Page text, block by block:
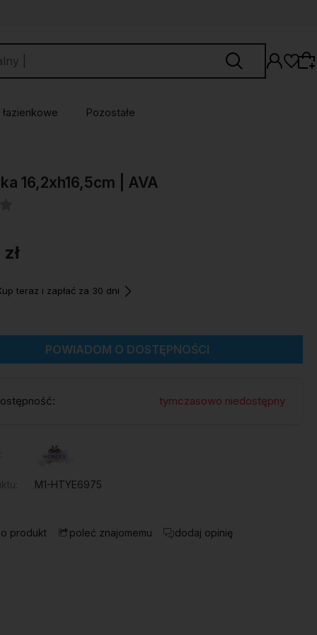
oferty lub zaloguj się, aby przywrócić dodane
Pozostałe
16,2xh16,5cm | AVA
teraz i zapłać za 30 dni
POWIADOM O DOSTĘPNOŚCI
tymczasowo niedostępny
M1-HTYE6975
produkt poleć znajomemu dodaj opinię